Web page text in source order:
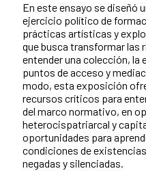
En este ensayo se diseñó
ejercicio político de
prácticas artísticas y
que busca transformar las
entender una colección,
puntos de acceso y
modo, esta exposición
recursos críticos para
del marco normativo, en
heterocispatriarcal y
oportunidades para
condiciones de
negadas y silenciadas.